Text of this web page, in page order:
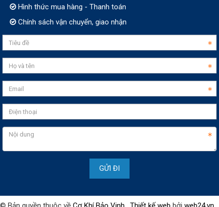
Hình thức mua hàng - Thanh toán
Chính sách vận chuyển, giao nhận